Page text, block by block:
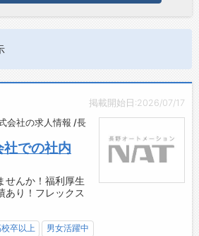
掲載開始日:2026/07/17
会社の求人情報 /長
社での社内
んか！福利厚生
あり！フレックス
卒以上 男女活躍中